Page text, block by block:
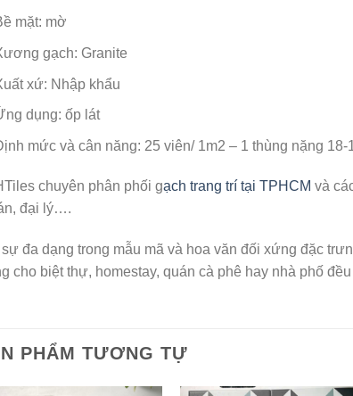
mặt: mờ
gạch: Granite
xứ: Nhập khẩu
dụng: ốp lát
mức và cân năng: 25 viên/ 1m2 – 1 thùng nặng 18-
chuyên phân phối gạch trang trí tại TPHCM và
đại lý….
đa dạng trong mẫu mã và hoa văn đối xứng đặc
cho biệt thự, homestay, quán cà phê hay nhà phố
PHẨM TƯƠNG TỰ